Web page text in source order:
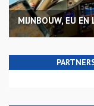
MIJNBOUW, EU EN